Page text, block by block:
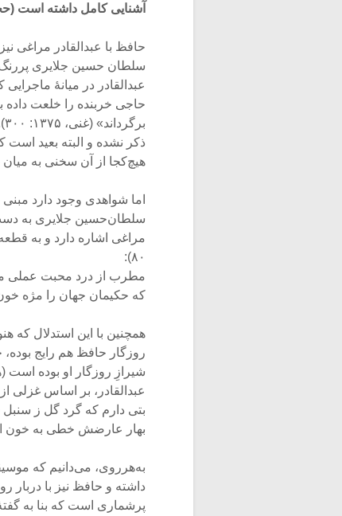
آشنایی کامل داشته است (حجاریان،
حافظ با عبدالقادر مراغی
سلطان حسین جلایری
عبدالقادر در میانۀ
حاجی خربنده را خلعت داده
ذکر نشده و البته بعید است
هیچ‌کجا از آن سخنی به میان
اما شواهدی وجود دارد
سلطان‌حسین جلایری به
۸۰):
مطرب از درد محبت عملی
که حکیمان جهان را مژه
همچنین با این استدلال
روزگار حافظ هم رایج
شیرازِ روزگار او بوده
عبدالقادر، بر اساس غزلی
بتی دارم که گرد گل ز سنبل
بهار عارضش خطی به خون
به‌هرروی، می‌دانیم که
داشته و حافظ نیز با
پرشماری‌ است که بنا به